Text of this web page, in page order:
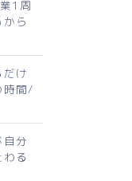
1周
ら
だけ
時間/
自分
る